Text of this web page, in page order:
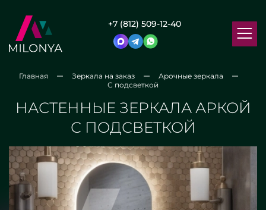
+7 (812) 509-12-40
Главная Зеркала на заказ
Арочные зеркала
С подсветкой
НАСТЕННЫЕ ЗЕРКАЛА АРКОЙ
С ПОДСВЕТКОЙ